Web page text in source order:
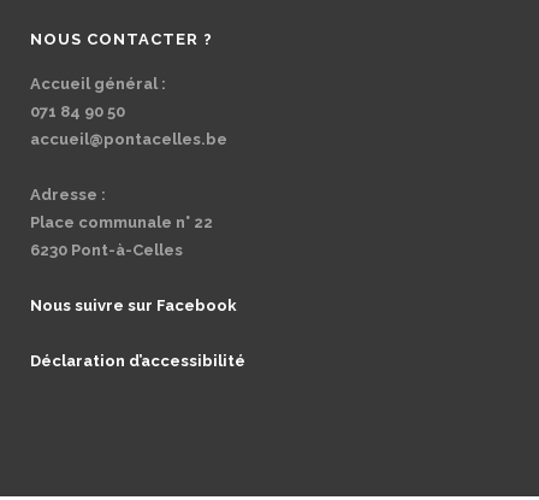
NOUS CONTACTER ?
Accueil général :
071 84 90 50
accueil@pontacelles.be
Adresse :
Place communale n° 22
6230 Pont-à-Celles
Nous suivre sur Facebook
Déclaration d’accessibilité